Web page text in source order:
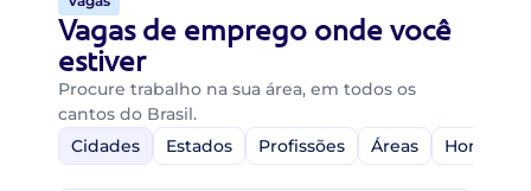
Vagas de emprego onde você
estiver
Procure trabalho na sua área, em todos os
cantos do Brasil.
Cidades
Estados Profissões Áreas Home-